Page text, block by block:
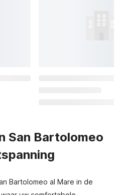
San Bartolomeo
Bartolomeo al Mare in de